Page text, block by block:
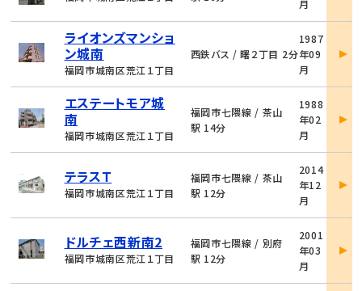
月
ライオンズマンショ
ン城南
福岡市城南区荒江１丁目
西鉄バス / 曙２丁目 2分
1987
年09
月
詳
エステートモア城
南
福岡市城南区荒江１丁目
福岡市七隈線 / 茶山
駅 14分
1988
年02
月
詳
テラスＴ
福岡市城南区荒江１丁目
福岡市七隈線 / 茶山
駅 12分
2014
年12
月
詳
ドルチェ西新南2
福岡市城南区荒江１丁目
福岡市七隈線 / 別府
駅 12分
2001
年03
月
詳